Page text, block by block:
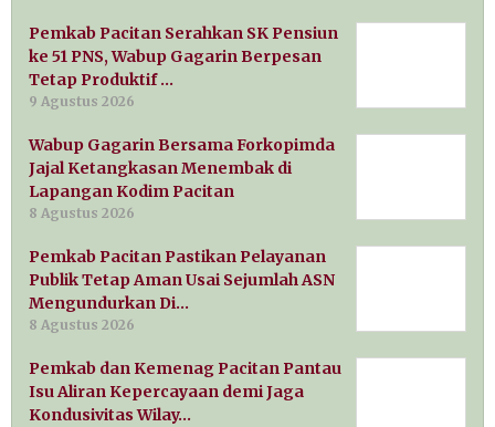
Pemkab Pacitan Serahkan SK Pensiun
ke 51 PNS, Wabup Gagarin Berpesan
Tetap Produktif …
9 Agustus 2026
Wabup Gagarin Bersama Forkopimda
Jajal Ketangkasan Menembak di
Lapangan Kodim Pacitan
8 Agustus 2026
Pemkab Pacitan Pastikan Pelayanan
Publik Tetap Aman Usai Sejumlah ASN
Mengundurkan Di…
8 Agustus 2026
Pemkab dan Kemenag Pacitan Pantau
Isu Aliran Kepercayaan demi Jaga
Kondusivitas Wilay…